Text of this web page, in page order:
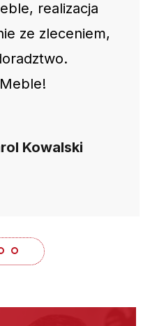
realizacja
ze zleceniem,
Kowalski